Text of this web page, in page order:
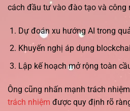
cách đầu tư vào đào tạo và công
Dự đoán xu hướng AI trong
Khuyến nghị áp dụng
Lập kế hoạch mở rộng toàn
Ông cũng nhấn mạnh trách
trách nhiệm được quy định rõ